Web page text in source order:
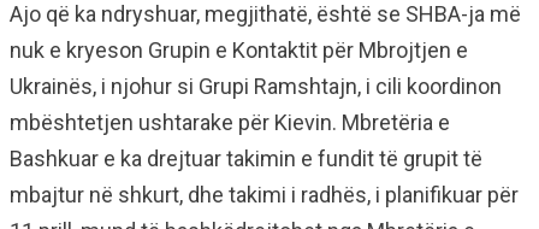
Ajo që ka ndryshuar, megjithatë, është se SHBA-ja më
nuk e kryeson Grupin e Kontaktit për Mbrojtjen e
Ukrainës, i njohur si Grupi Ramshtajn, i cili koordinon
mbështetjen ushtarake për Kievin. Mbretëria e
Bashkuar e ka drejtuar takimin e fundit të grupit të
mbajtur në shkurt, dhe takimi i radhës, i planifikuar për